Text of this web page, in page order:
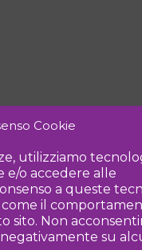
Cookie
utilizziamo
e/o accedere alle
a queste
il
sito. Non
su
Iniziativa